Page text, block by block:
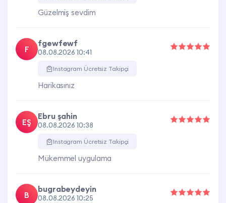
Güzelmiş sevdim
F
fgewfewf
08.08.2026 10:41
Instagram Ücretsiz Takipçi
Harikasınız
EŞ
Ebru şahin
08.08.2026 10:38
Instagram Ücretsiz Takipçi
Mükemmel uygulama
B
bugrabeydeyin
08.08.2026 10:25